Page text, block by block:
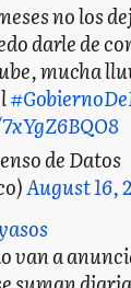
no los
darle de
mucha
de Datos
August 16,
van a